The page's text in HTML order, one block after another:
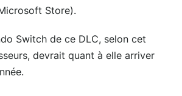
Store).
Switch de ce DLC, selon cet
devrait quant à elle arriver